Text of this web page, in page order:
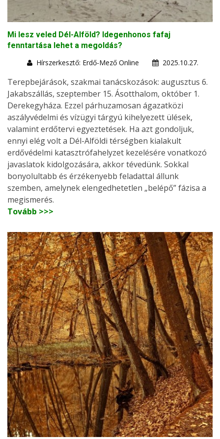
Mi lesz veled Dél-Alföld? Idegenhonos fafaj
fenntartása lehet a megoldás?
Hírszerkesztő: Erdő-Mező Online
2025.10.27.
Terepbejárások, szakmai tanácskozások: augusztus 6.
Jakabszállás, szeptember 15. Ásotthalom, október 1.
Derekegyháza. Ezzel párhuzamosan ágazatközi
aszályvédelmi és vízügyi tárgyú kihelyezett ülések,
valamint erdőtervi egyeztetések. Ha azt gondoljuk,
ennyi elég volt a Dél-Alföldi térségben kialakult
erdővédelmi katasztrófahelyzet kezelésére vonatkozó
javaslatok kidolgozására, akkor tévedünk. Sokkal
bonyolultabb és érzékenyebb feladattal állunk
szemben, amelynek elengedhetetlen „belépő” fázisa a
megismerés.
Tovább >>>